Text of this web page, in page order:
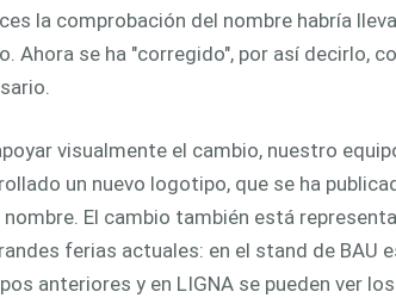
la comprobación del nombre habría
Ahora se ha "corregido", por así decirlo,
visualmente el cambio, nuestro
un nuevo logotipo, que se ha
nombre. El cambio también está
ferias actuales: en el stand de BAU
anteriores y en LIGNA se pueden ver